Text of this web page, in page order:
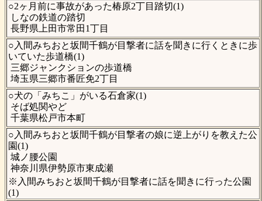
○2ヶ月前に事故があった椿原2丁目踏切(1)
しなの鉄道の踏切
長野県上田市常田1丁目
○入間みちおと坂間千鶴が目撃者に話を聞きに行くときに歩
いていた歩道橋(1)
三郷ジャンクションの歩道橋
埼玉県三郷市番匠免2丁目
○犬の「みちこ」がいる石倉家(1)
そば処関やど
千葉県松戸市本町
○入間みちおと坂間千鶴が目撃者の娘に逆上がりを教えた公
園(1)
城ノ腰公園
神奈川県伊勢原市東成瀬
※入間みちおと坂間千鶴が目撃者に話を聞きに行った公園
(1)